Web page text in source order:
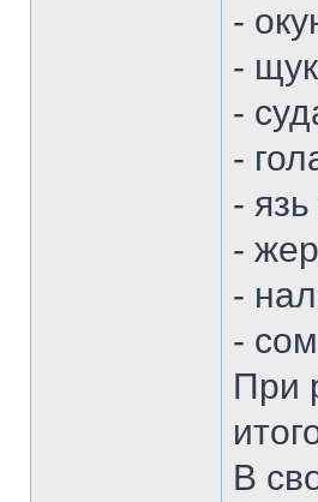
-
-
-
-
-
-
-
-
При
В